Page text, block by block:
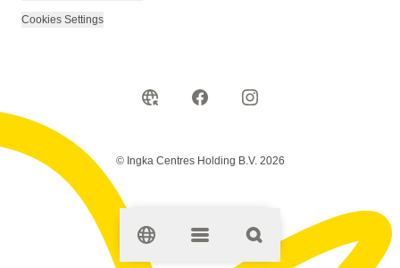
Cookies Settings
© Ingka Centres Holding B.V. 2026